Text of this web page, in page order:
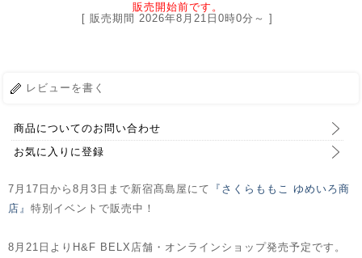
販売開始前です。
[ 販売期間2026年8月21日0時0分 ～ ]
レビューを書く
商品についてのお問い合わせ
お気に入りに登録
7月17日から8月3日まで新宿髙島屋にて
『さくらももこ ゆめいろ商
店』 特別イベントで販売中！
8月21日よりH&F BELX店舗・オンラインショップ発売予定です。